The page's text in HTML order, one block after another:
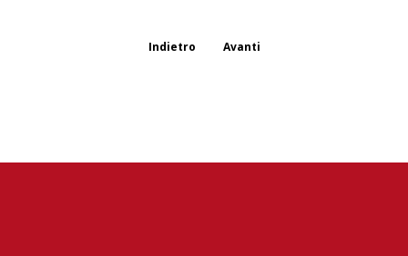
Indietro Avanti